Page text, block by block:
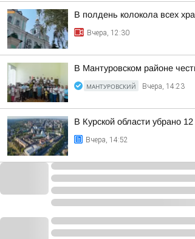
В полдень колокола всех
Вчера, 12:30
В Мантуровском районе
МАНТУРОВСКИЙ Вчера, 14:23
В Курской области убрано
Вчера, 14:52